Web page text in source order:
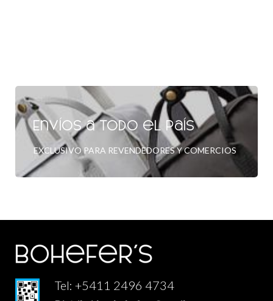
Envíos a todo el país
EXCLUSIVO PARA REVENDEDORES Y COMERCIOS
Tel: +5411 2496 4734